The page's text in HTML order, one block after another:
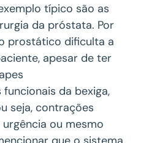
típico são as
da próstata. Por
prostático dificulta a
apesar de ter
da bexiga,
seja, contrações
ou mesmo